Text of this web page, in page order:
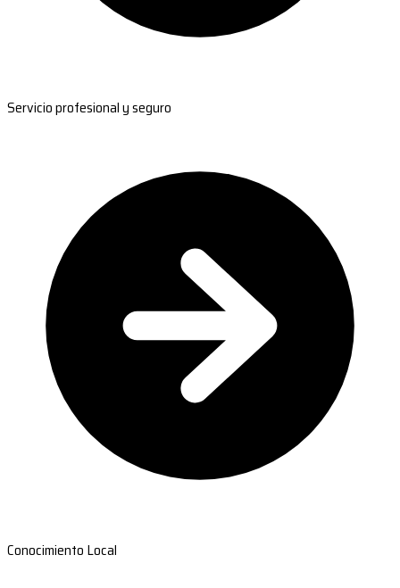
Servicio profesional y seguro
Conocimiento Local